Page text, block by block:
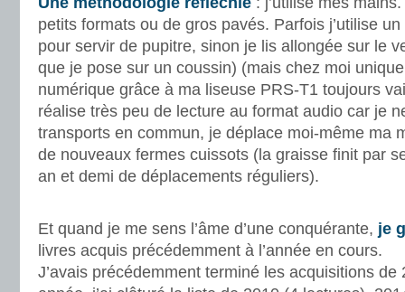
petits formats ou de gros pavés. Parfois j’utilise
pour servir de pupitre, sinon je lis allongée sur le
que je pose sur un coussin) (mais chez moi
numérique grâce à ma liseuse PRS-T1 toujours
réalise très peu de lecture au format audio car je
transports en commun, je déplace moi-même ma
de nouveaux fermes cuissots (la graisse finit par
an et demi de déplacements réguliers).
Et quand je me sens l’âme d’une conquérante, je
livres acquis précédemment à l’année en cours.
J’avais précédemment terminé les acquisitions de